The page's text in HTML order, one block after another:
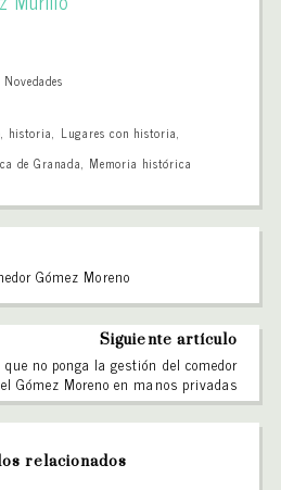
Novedades
, historia, Lugares con historia,
de Granada, Memoria histórica
Gómez Moreno
Siguiente artículo
no ponga la gestión del comedor
Gómez Moreno en manos privadas
relacionados